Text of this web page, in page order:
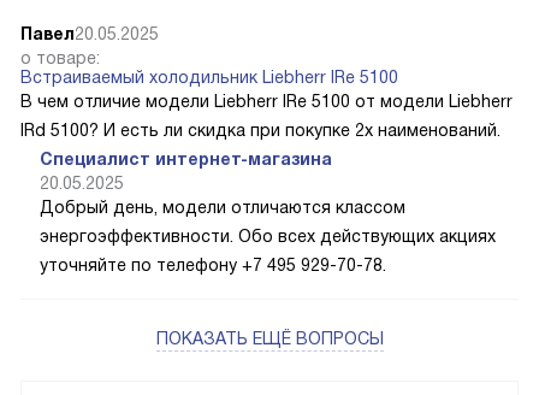
Павел20.05.2025
о товаре:
Встраиваемый холодильник Liebherr IRe 5100
В чем отличие модели Liebherr IRe 5100 от модели Liebherr
IRd 5100? И есть ли скидка при покупке 2х наименований.
Специалист интернет-магазина
20.05.2025
Добрый день, модели отличаются классом
энергоэффективности. Обо всех действующих акциях
уточняйте по телефону +7 495 929-70-78.
ПОКАЗАТЬ ЕЩЁ ВОПРОСЫ